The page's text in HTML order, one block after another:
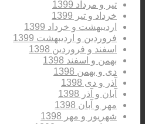
تیر و مرداد 1399
خرداد و تیر 1399
اردیبهشت و خرداد 1399
فروردین و اردیبهشت 1399
اسفند و فروردین 1398
بهمن و اسفند 1398
دی و بهمن 1398
آذر و دی 1398
آبان و آذر 1398
مهر و آبان 1398
شهریور و مهر 1398